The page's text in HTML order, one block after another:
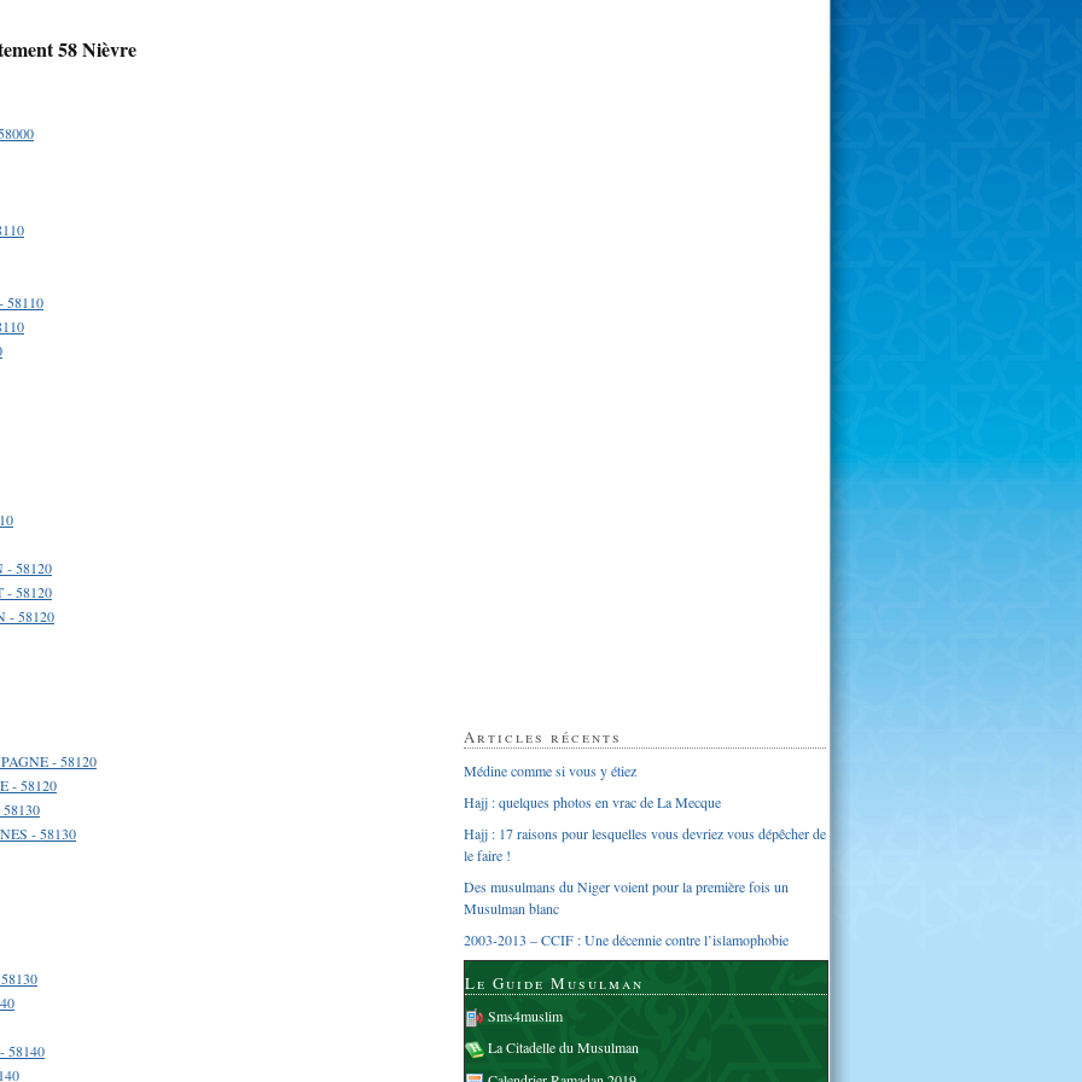
58 Nièvre
58110
- 58120
- 58120
- 58120
- 58120
- 58120
- 58130
58140
Articles récents
Médine comme si vous y étiez
Hajj : quelques photos en vrac de La Mecque
Hajj : 17 raisons pour lesquelles vous devriez vous dépêcher de
le faire !
Des musulmans du Niger voient pour la première fois un
Musulman blanc
2003-2013 – CCIF : Une décennie contre l’islamophobie
Le Guide Musulman
Sms4muslim
La Citadelle du Musulman